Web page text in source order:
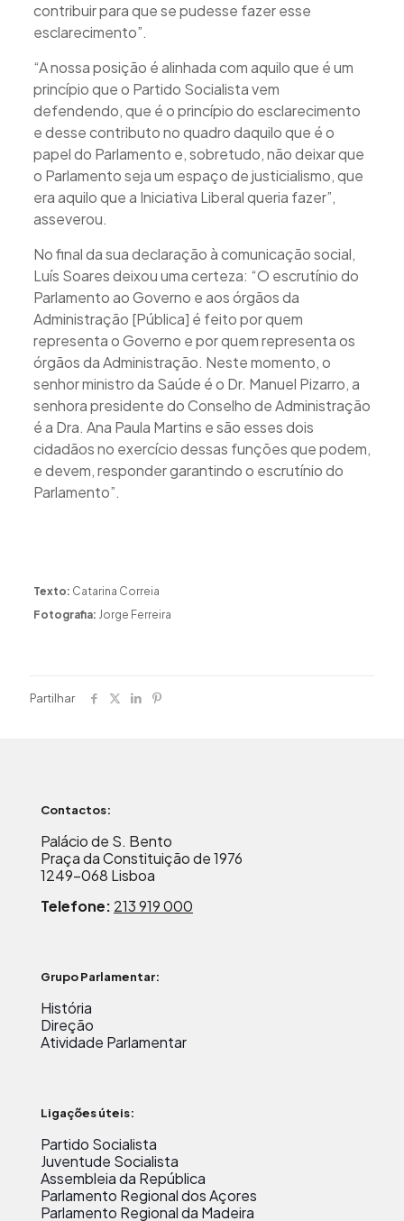
contribuir para que se pudesse fazer esse
esclarecimento”.
“A nossa posição é alinhada com aquilo que é um
princípio que o Partido Socialista vem
defendendo, que é o princípio do esclarecimento
e desse contributo no quadro daquilo que é o
papel do Parlamento e, sobretudo, não deixar que
o Parlamento seja um espaço de justicialismo, que
era aquilo que a Iniciativa Liberal queria fazer”,
asseverou.
No final da sua declaração à comunicação social,
Luís Soares deixou uma certeza: “O escrutínio do
Parlamento ao Governo e aos órgãos da
Administração [Pública] é feito por quem
representa o Governo e por quem representa os
órgãos da Administração. Neste momento, o
senhor ministro da Saúde é o Dr. Manuel Pizarro, a
senhora presidente do Conselho de Administração
é a Dra. Ana Paula Martins e são esses dois
cidadãos no exercício dessas funções que podem,
e devem, responder garantindo o escrutínio do
Parlamento”.
Texto: Catarina Correia
Fotografia: Jorge Ferreira
Partilhar
Contactos:
Palácio de S. Bento
Praça da Constituição de 1976
1249-068 Lisboa
Telefone: 213 919 000
Grupo Parlamentar:
História
Direção
Atividade Parlamentar
Ligações úteis:
Partido Socialista
Juventude Socialista
Assembleia da República
Parlamento Regional dos Açores
Parlamento Regional da Madeira